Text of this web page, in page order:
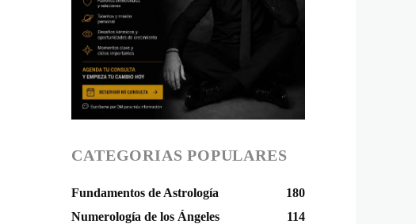
CATEGORIAS POPULARES
Fundamentos de Astrología
180
Numerología de los Ángeles
114